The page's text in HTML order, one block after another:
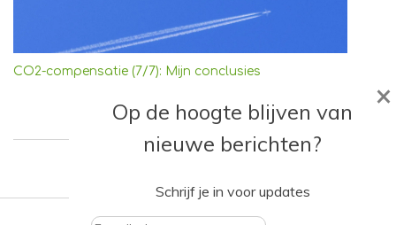
CO2-compensatie (7/7): Mijn conclusies
Op de hoogte blijven van
nieuwe berichten?
Schrijf je in voor updates
×